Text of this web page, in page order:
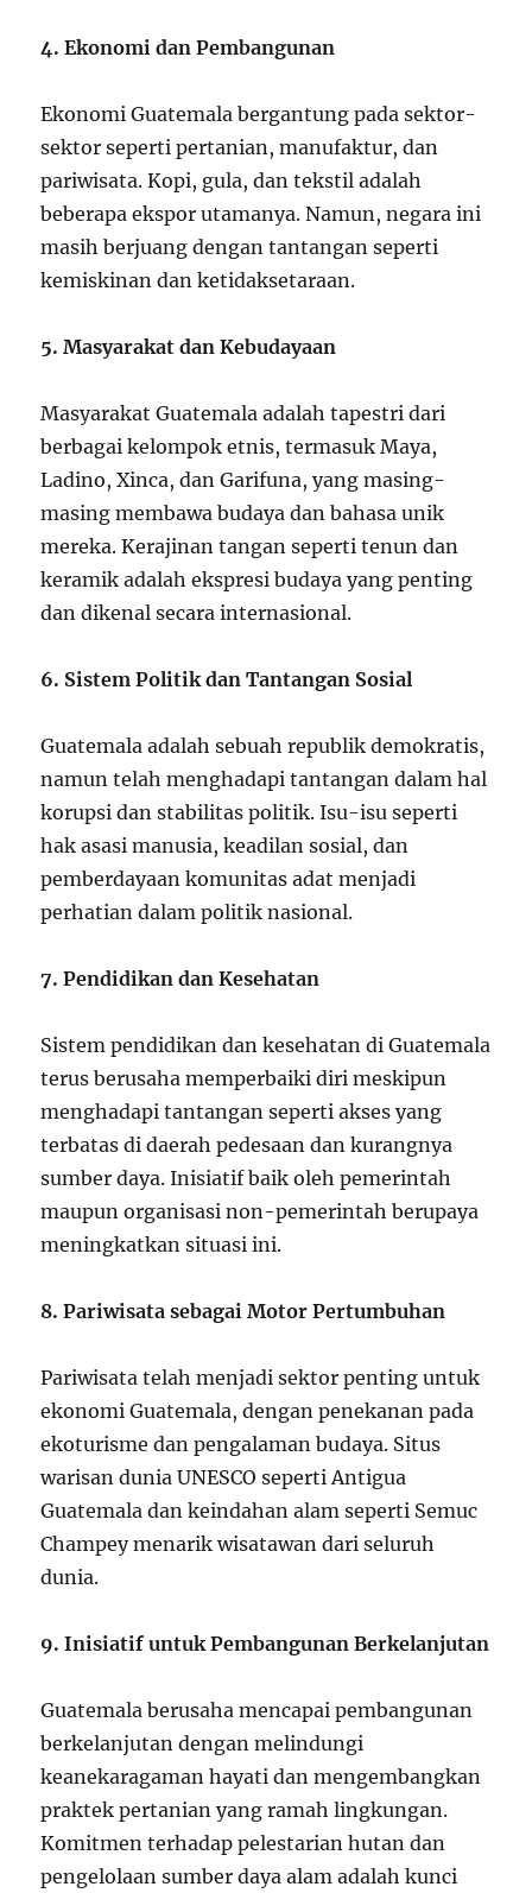
4. Ekonomi dan Pembangunan
Ekonomi Guatemala bergantung pada sektor-
sektor seperti pertanian, manufaktur, dan
pariwisata. Kopi, gula, dan tekstil adalah
beberapa ekspor utamanya. Namun, negara ini
masih berjuang dengan tantangan seperti
kemiskinan dan ketidaksetaraan.
5. Masyarakat dan Kebudayaan
Masyarakat Guatemala adalah tapestri dari
berbagai kelompok etnis, termasuk Maya,
Ladino, Xinca, dan Garifuna, yang masing-
masing membawa budaya dan bahasa unik
mereka. Kerajinan tangan seperti tenun dan
keramik adalah ekspresi budaya yang penting
dan dikenal secara internasional.
6. Sistem Politik dan Tantangan Sosial
Guatemala adalah sebuah republik demokratis,
namun telah menghadapi tantangan dalam hal
korupsi dan stabilitas politik. Isu-isu seperti
hak asasi manusia, keadilan sosial, dan
pemberdayaan komunitas adat menjadi
perhatian dalam politik nasional.
7. Pendidikan dan Kesehatan
Sistem pendidikan dan kesehatan di Guatemala
terus berusaha memperbaiki diri meskipun
menghadapi tantangan seperti akses yang
terbatas di daerah pedesaan dan kurangnya
sumber daya. Inisiatif baik oleh pemerintah
maupun organisasi non-pemerintah berupaya
meningkatkan situasi ini.
8. Pariwisata sebagai Motor Pertumbuhan
Pariwisata telah menjadi sektor penting untuk
ekonomi Guatemala, dengan penekanan pada
ekoturisme dan pengalaman budaya. Situs
warisan dunia UNESCO seperti Antigua
Guatemala dan keindahan alam seperti Semuc
Champey menarik wisatawan dari seluruh
dunia.
9. Inisiatif untuk Pembangunan Berkelanjutan
Guatemala berusaha mencapai pembangunan
berkelanjutan dengan melindungi
keanekaragaman hayati dan mengembangkan
praktek pertanian yang ramah lingkungan.
Komitmen terhadap pelestarian hutan dan
pengelolaan sumber daya alam adalah kunci